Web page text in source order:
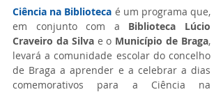
Ciência na Biblioteca é um programa que,
em conjunto com a Biblioteca Lúcio
Craveiro da Silva e o Município de Braga,
levará a comunidade escolar do concelho
de Braga a aprender e a celebrar a dias
comemorativos para a Ciência na